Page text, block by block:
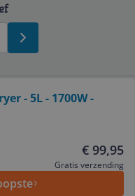
- 5L - 1700W -
€ 99,95
Gratis verzending